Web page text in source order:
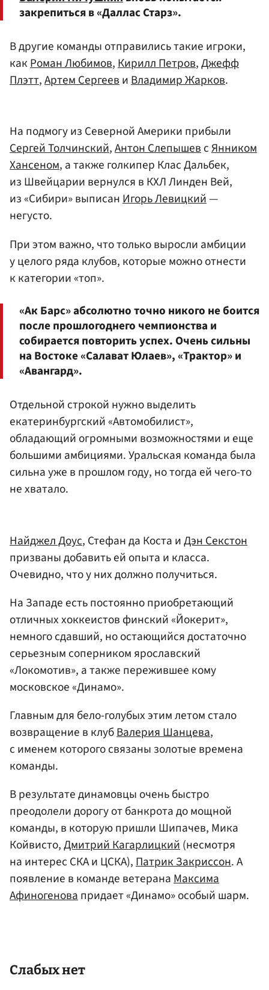
закрепиться в «Даллас Старз».
В другие команды отправились такие игроки,
какРоман Любимов,Кирилл Петров,Джефф
Плэтт,Артем СергеевиВладимир Жарков.
На подмогу из Северной Америки прибыли
Сергей Толчинский,Антон СлепышевсЯнником
Хансеном, а также голкипер Клас Дальбек,
из Швейцарии вернулся в КХЛ Линден Вей,
из «Сибири» выписанИгорь Левицкий—
негусто.
При этом важно, что только выросли амбиции
у целого ряда клубов, которые можно отнести
к категории «топ».
«Ак Барс» абсолютно точно никого не боится
после прошлогоднего чемпионства и
собирается повторить успех. Очень сильны
на Востоке «Салават Юлаев», «Трактор» и
«Авангард».
Отдельной строкой нужно выделить
екатеринбургский «Автомобилист»,
обладающий огромными возможностями и еще
большими амбициями. Уральская команда была
сильна уже в прошлом году, но тогда ей чего-то
не хватало.
Найджел Доус, Стефан да Коста иДэн Секстон
призваны добавить ей опыта и класса.
Очевидно, что у них должно получиться.
На Западе есть постоянно приобретающий
отличных хоккеистов финский «Йокерит»,
немного сдавший, но остающийся достаточно
серьезным соперником ярославский
«Локомотив», а также пережившее кому
московское «Динамо».
Главным для бело-голубых этим летом стало
возвращение в клубВалерия Шанцева,
с именем которого связаны золотые времена
команды.
В результате динамовцы очень быстро
преодолели дорогу от банкрота до мощной
команды, в которую пришли Шипачев, Мика
Койвисто,Дмитрий Кагарлицкий(несмотря
на интерес СКА и ЦСКА),Патрик Закриссон. А
появление в команде ветеранаМаксима
Афиногеновапридает «Динамо» особый шарм.
Слабых нет